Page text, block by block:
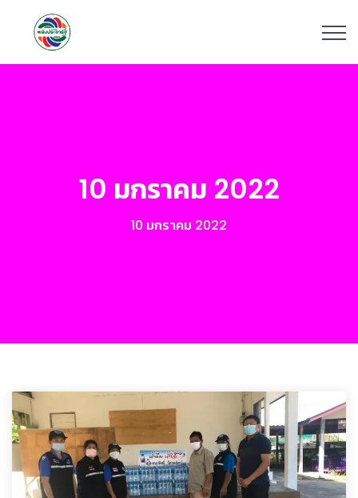
10 มกราคม 2022
10 มกราคม 2022